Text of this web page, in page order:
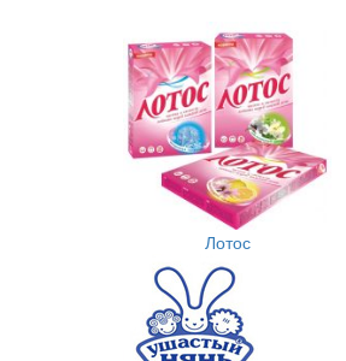
Лотос